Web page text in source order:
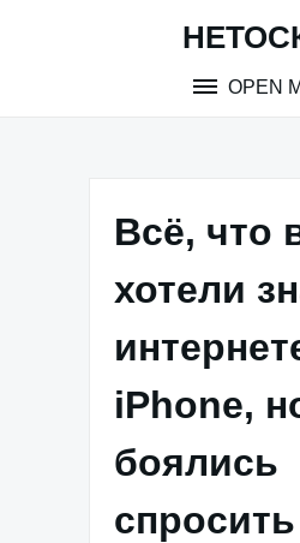
OPEN
Всё, что
хотели
iPhone,
боялись